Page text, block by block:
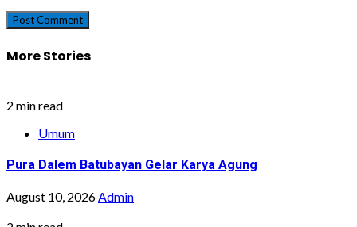
More Stories
2 min read
Umum
Pura Dalem Batubayan Gelar Karya Agung
August 10, 2026Admin